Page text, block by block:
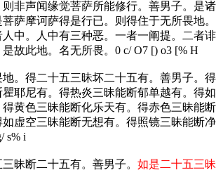
非声闻缘觉菩萨所能修行。善男子。是
菩萨摩诃萨得是行已。则得住于无所畏地
中。人中有三种恶。一者一阐提。二者
故此地。名无所畏。 0 c/ O7 [) o3 [% H
。得二十五三昧坏二十五有。善男子。
耶尼有。得热炎三昧能断郁单越有。得
黄色三昧能断化乐天有。得赤色三昧能
虚空三昧能断无想有。得照镜三昧能断
s% i
昧断二十五有。善男子。 如是二十五三